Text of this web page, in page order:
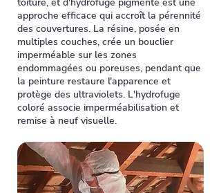
approche efficace qui accroît la pérennité
des couvertures. La résine, posée en
multiples couches, crée un bouclier
imperméable sur les zones
endommagées ou poreuses, pendant que
la peinture restaure l'apparence et
protège des ultraviolets. L'hydrofuge
coloré associe imperméabilisation et
remise à neuf visuelle.